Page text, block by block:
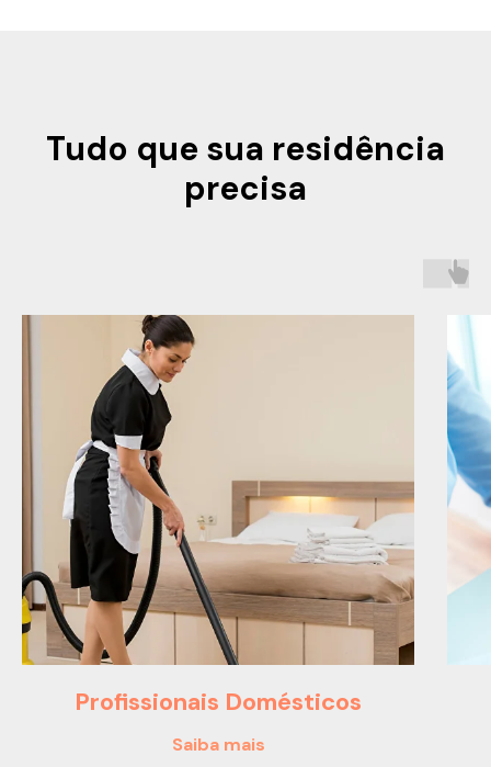
Tudo que sua residência
precisa
Profissionais Domésticos
Saiba mais